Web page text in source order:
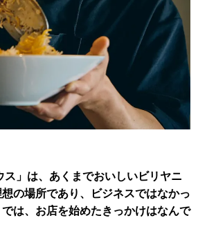
ス」は、あくまでおいしいビリヤニ
の場所であり、ビジネスではなかっ
は、お店を始めたきっかけはなんで